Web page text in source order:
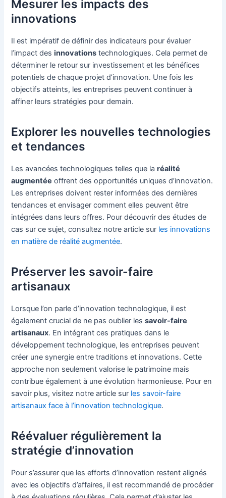
Mesurer les impacts des
innovations
Il est impératif de définir des indicateurs pour évaluer
l’impact desinnovations technologiques. Cela permet de
déterminer le retour sur investissement et les bénéfices
potentiels de chaque projet d’innovation. Une fois les
objectifs atteints, les entreprises peuvent continuer à
affiner leurs stratégies pour demain.
Explorer les nouvelles technologies
et tendances
Les avancées technologiques telles que laréalité
augmentée offrent des opportunités uniques d’innovation.
Les entreprises doivent rester informées des dernières
tendances et envisager comment elles peuvent être
intégrées dans leurs offres. Pour découvrir des études de
cas sur ce sujet, consultez notre article sur les innovations
en matière de réalité augmentée.
Préserver les savoir-faire
artisanaux
Lorsque l’on parle d’innovation technologique, il est
également crucial de ne pas oublier lessavoir-faire
artisanaux. En intégrant ces pratiques dans le
développement technologique, les entreprises peuvent
créer une synergie entre traditions et innovations. Cette
approche non seulement valorise le patrimoine mais
contribue également à une évolution harmonieuse. Pour en
savoir plus, visitez notre article sur les savoir-faire
artisanaux face à l’innovation technologique.
Réévaluer régulièrement la
stratégie d’innovation
Pour s’assurer que les efforts d’innovation restent alignés
avec les objectifs d’affaires, il est recommandé de procéder